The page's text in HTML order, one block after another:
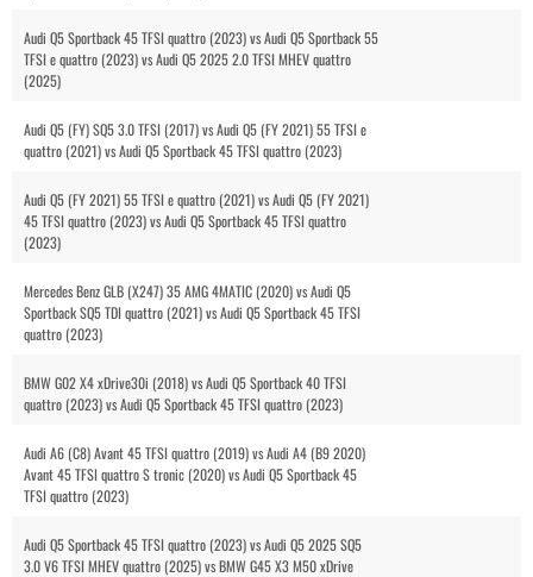
Audi Q5 Sportback 45 TFSI quattro (2023) vs Audi Q5 Sportback 55
TFSI e quattro (2023) vs Audi Q5 2025 2.0 TFSI MHEV quattro
(2025)
Audi Q5 (FY) SQ5 3.0 TFSI (2017) vs Audi Q5 (FY 2021) 55 TFSI e
quattro (2021) vs Audi Q5 Sportback 45 TFSI quattro (2023)
Audi Q5 (FY 2021) 55 TFSI e quattro (2021) vs Audi Q5 (FY 2021)
45 TFSI quattro (2023) vs Audi Q5 Sportback 45 TFSI quattro
(2023)
Mercedes Benz GLB (X247) 35 AMG 4MATIC (2020) vs Audi Q5
Sportback SQ5 TDI quattro (2021) vs Audi Q5 Sportback 45 TFSI
quattro (2023)
BMW G02 X4 xDrive30i (2018) vs Audi Q5 Sportback 40 TFSI
quattro (2023) vs Audi Q5 Sportback 45 TFSI quattro (2023)
Audi A6 (C8) Avant 45 TFSI quattro (2019) vs Audi A4 (B9 2020)
Avant 45 TFSI quattro S tronic (2020) vs Audi Q5 Sportback 45
TFSI quattro (2023)
Audi Q5 Sportback 45 TFSI quattro (2023) vs Audi Q5 2025 SQ5
3.0 V6 TFSI MHEV quattro (2025) vs BMW G45 X3 M50 xDrive